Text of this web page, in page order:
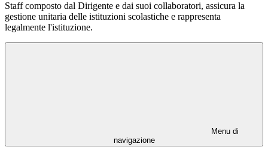
Staff composto dal Dirigente e dai suoi collaboratori, assicura la
gestione unitaria delle istituzioni scolastiche e rappresenta
legalmente l'istituzione.
Menu di
navigazione